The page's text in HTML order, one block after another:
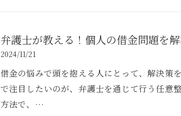
弁護士が教える！個人の借金問題を
2024/11/21
借金の悩みで頭を抱える人にとって、解決策
で注目したいのが、弁護士を通じて行う任意
方法で、…